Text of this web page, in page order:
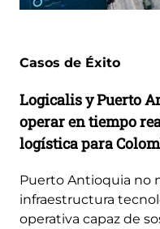
Casos de Éxito
Logicalis y Puerto
operar en tiempo
logística para
Puerto Antioquia no
infraestructura
operativa capaz de